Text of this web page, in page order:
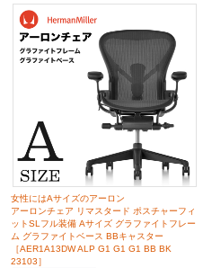
女性にはAサイズのアーロン
アーロンチェア リマスタード ポスチャーフィ
ットSLフル装備 Aサイズ グラファイトフレー
ム グラファイトベース BBキャスター
［AER1A13DW ALP G1 G1 G1 BB BK
23103］